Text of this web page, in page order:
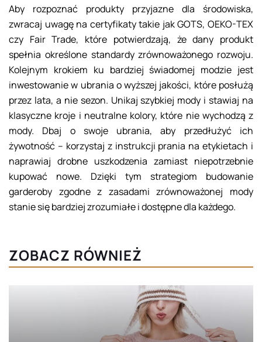
Aby rozpoznać produkty przyjazne dla środowiska,
zwracaj uwagę na certyfikaty takie jak GOTS, OEKO-TEX
czy Fair Trade, które potwierdzają, że dany produkt
spełnia określone standardy zrównoważonego rozwoju.
Kolejnym krokiem ku bardziej świadomej modzie jest
inwestowanie w ubrania o wyższej jakości, które posłużą
przez lata, a nie sezon. Unikaj szybkiej mody i stawiaj na
klasyczne kroje i neutralne kolory, które nie wychodzą z
mody. Dbaj o swoje ubrania, aby przedłużyć ich
żywotność – korzystaj z instrukcji prania na etykietach i
naprawiaj drobne uszkodzenia zamiast niepotrzebnie
kupować nowe. Dzięki tym strategiom budowanie
garderoby zgodne z zasadami zrównoważonej mody
stanie się bardziej zrozumiałe i dostępne dla każdego.
ZOBACZ RÓWNIEŻ